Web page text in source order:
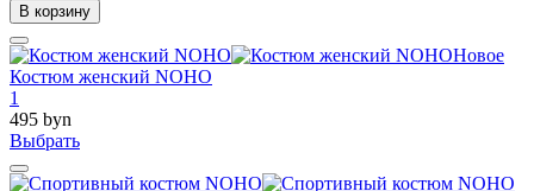
В корзину
Новое
Костюм женский NOHO
1
495 byn
Выбрать